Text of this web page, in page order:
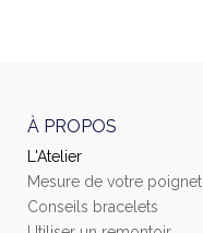
À PROPOS
L'Atelier
Mesure de votre poignet
Conseils bracelets